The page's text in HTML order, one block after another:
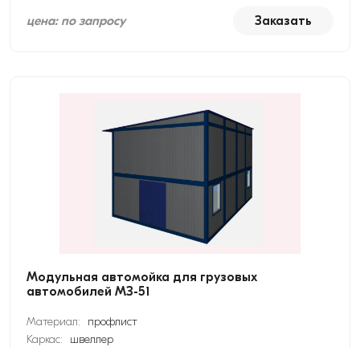
цена: по запросу Заказать
Модульная автомойка для грузовых
автомобилей МЗ-51
Материал:
профлист
Каркас:
швеллер